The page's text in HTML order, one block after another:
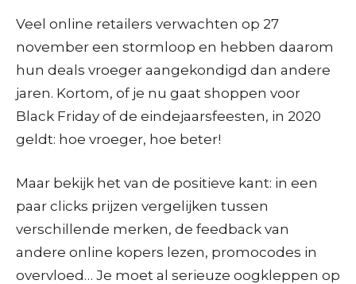
Veel online retailers verwachten op 27
november een stormloop en hebben daarom
hun deals vroeger aangekondigd dan andere
jaren. Kortom, of je nu gaat shoppen voor
Black Friday of de eindejaarsfeesten, in 2020
geldt: hoe vroeger, hoe beter!
Maar bekijk het van de positieve kant: in een
paar clicks prijzen vergelijken tussen
verschillende merken, de feedback van
andere online kopers lezen, promocodes in
overvloed… Je moet al serieuze oogkleppen op